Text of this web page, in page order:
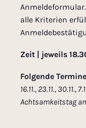
alle Kriterien
Zeit | jeweils
Folgende
16.11., 23.11., 30.11.,
Achtsamkeitstag